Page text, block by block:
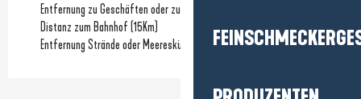
Entfernung zu Geschäften oder zum Stadtzentrum
Distanz zum Bahnhof (15Km)
Entfernung Strände oder Meeresküste